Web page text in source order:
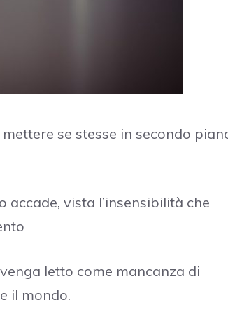
se stesse in secondo
accade, vista l’insensibilità che
venga letto come mancanza di
il mondo.